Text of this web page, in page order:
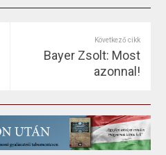
Következő cikk
Bayer Zsolt: Most
azonnal!